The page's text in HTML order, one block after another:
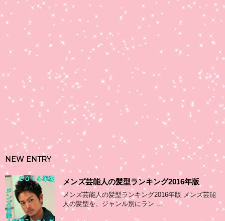
NEW ENTRY
メンズ芸能人の髪型ランキング2016年版
メンズ芸能人の髪型ランキング2016年版 メンズ芸能
人の髪型を、ジャンル別にラン ...